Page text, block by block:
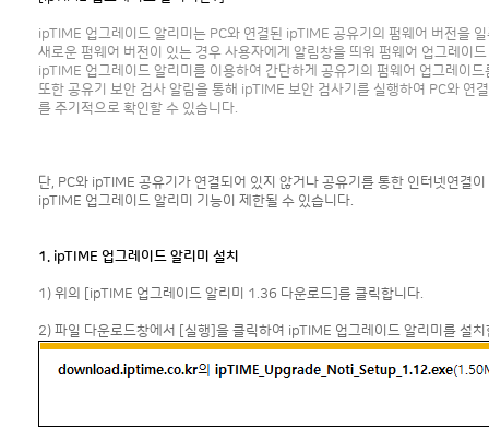
ipTIME 업그레이드 알리미는 PC와 연결된 ipTIME 공유기의 펌웨어 버전을
새로운 펌웨어 버전이 있는 경우 사용자에게 알림창을 띄워 펌웨어 업그레이
ipTIME 업그레이드 알리미를 이용하여 간단하게 공유기의 펌웨어 업그레이드
또한 공유기 보안 검사 알림을 통해 ipTIME 보안 검사기를 실행하여 PC와 연
를 주기적으로 확인할 수 있습니다.
단, PC와 ipTIME 공유기가 연결되어 있지 않거나 공유기를 통한 인터넷연결
ipTIME 업그레이드 알리미 기능이 제한될 수 있습니다.
1. ipTIME 업그레이드 알리미 설치
1) 위의 [ipTIME 업그레이드 알리미 1.36 다운로드]를 클릭합니다.
2) 파일 다운로드창에서 [실행]을 클릭하여 ipTIME 업그레이드 알리미를 설치